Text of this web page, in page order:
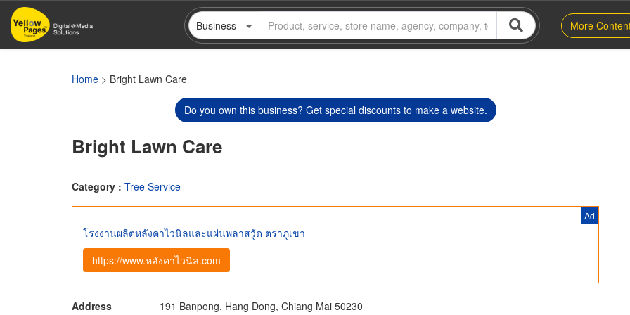
Skip
main
Business More
Home > Bright Lawn Care
Do you own this business? Get special discounts to make a website.
Bright Lawn Care
Category : Tree Service
Ad
โรงงานผลิตหลังคาไวนิลและแผ่นพลาสวู้ด ตราภูเขา
https://www.หลังคาไวนิล.com
Address 191 Banpong, Hang Dong, Chiang Mai 50230